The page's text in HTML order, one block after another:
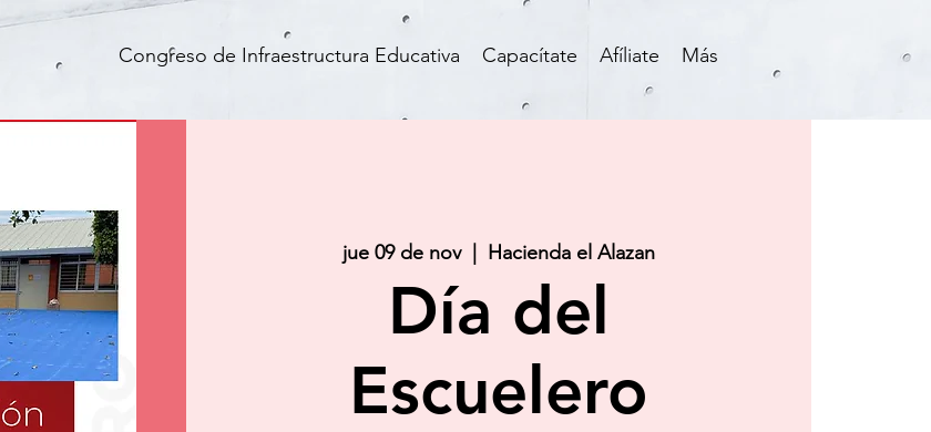
Congreso de Infraestructura Educativa Capacítate Afíliate Más
jue 09 de nov
  |
Hacienda el Alazan
Día del
Escuelero